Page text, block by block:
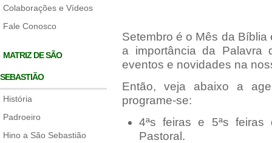
Colaborações e Vídeos
Fale Conosco
MATRIZ DE SÃO
SEBASTIÃO
História
Padroeiro
Hino a São Sebastião
Setembro é o Mês da
a importância da Palavra
eventos e novidades na
Então, veja abaixo a
programe-se:
4ªs feiras e 5ªs feiras
Pastoral.